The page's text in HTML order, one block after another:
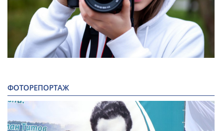
ФОТОРЕПОРТАЖ